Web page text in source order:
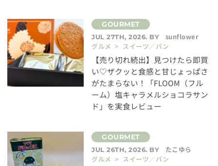
JUL 27TH, 2026. BY
sunflower
グルメ > スイーツ／パン
【売り切れ続出】見つけたら即買
い♡ザクッと食感と甘じょっぱさ
がたまらない！「FLOOM（フル
ーム）塩キャラメルショコラサン
ド」を実食レビュー
JUL 26TH, 2026. BY
たこゆら
グルメ > スイーツ／パン